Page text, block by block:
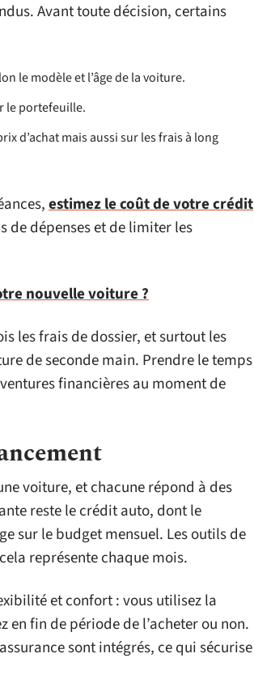
Avant toute décision, certains
le modèle et l’âge de la voiture.
le portefeuille.
d’achat mais aussi sur les frais à long
estimez le coût de votre crédit
de dépenses et de limiter les
nouvelle voiture ?
les frais de dossier, et surtout les
de seconde main. Prendre le temps
financières au moment de
voiture, et chacune répond à des
reste le crédit auto, dont le
sur le budget mensuel. Les outils de
représente chaque mois.
et confort : vous utilisez la
fin de période de l’acheter ou non.
sont intégrés, ce qui sécurise